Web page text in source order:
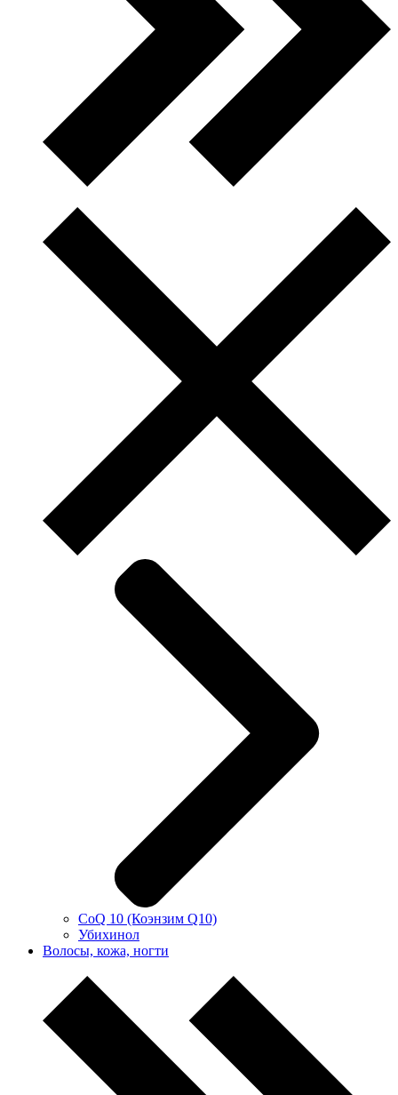
CoQ 10 (Коэнзим Q10)
Убихинол
Волосы, кожа, ногти